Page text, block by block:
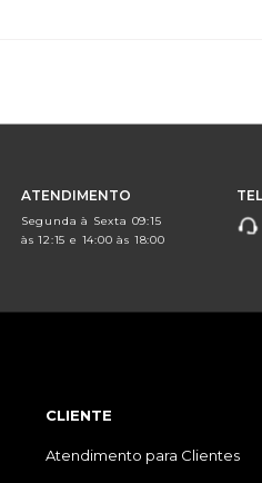
ATENDIMENTO
Segunda à Sexta 09:15
às 12:15 e 14:00 às 18:00
CLIENTE
Atendimento para Clientes